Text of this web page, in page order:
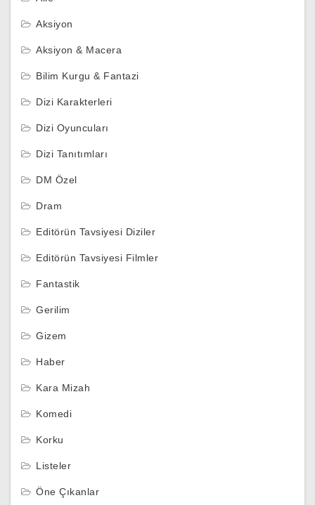
Aksiyon
Aksiyon & Macera
Bilim Kurgu & Fantazi
Dizi Karakterleri
Dizi Oyuncuları
Dizi Tanıtımları
DM Özel
Dram
Editörün Tavsiyesi Diziler
Editörün Tavsiyesi Filmler
Fantastik
Gerilim
Gizem
Haber
Kara Mizah
Komedi
Korku
Listeler
Öne Çıkanlar